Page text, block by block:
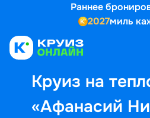
Раннее
2027миль
Круиз на
«Афанасий
Выбор